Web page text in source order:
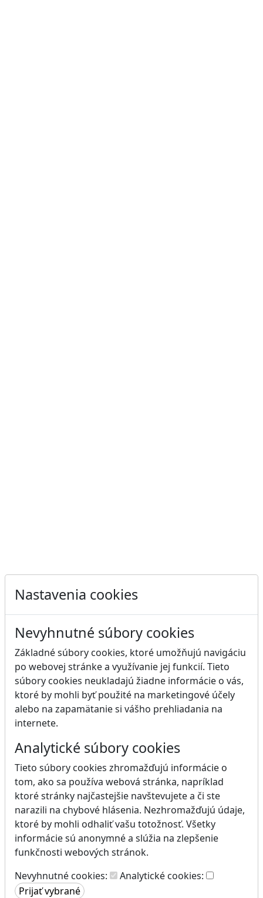
Nastavenia cookies
Nevyhnutné súbory cookies
Základné súbory cookies, ktoré umožňujú navigáciu
po webovej stránke a využívanie jej funkcií. Tieto
súbory cookies neukladajú žiadne informácie o vás,
ktoré by mohli byť použité na marketingové účely
alebo na zapamätanie si vášho prehliadania na
internete.
Analytické súbory cookies
Tieto súbory cookies zhromažďujú informácie o
tom, ako sa používa webová stránka, napríklad
ktoré stránky najčastejšie navštevujete a či ste
narazili na chybové hlásenia. Nezhromažďujú údaje,
ktoré by mohli odhaliť vašu totožnosť. Všetky
informácie sú anonymné a slúžia na zlepšenie
funkčnosti webových stránok.
Nevyhnutné cookies:
Analytické cookies: